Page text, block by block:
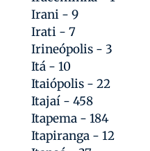
Irani - 9
Irati - 7
Irineópolis - 3
Itá - 10
Itaiópolis - 22
Itajaí - 458
Itapema - 184
Itapiranga - 12